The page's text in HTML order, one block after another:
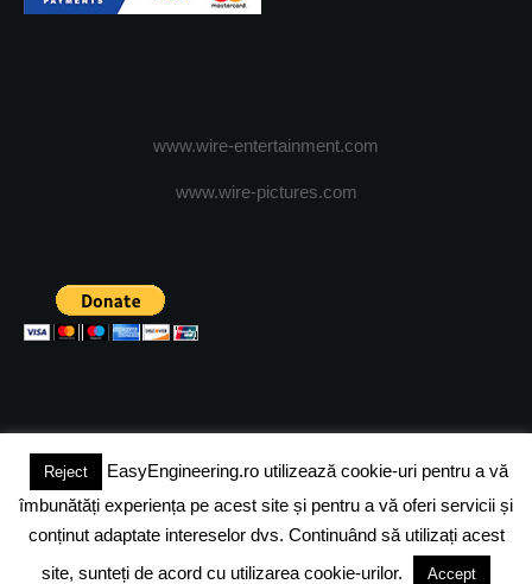
www.wire-entertainment.com
www.wire-pictures.com
(c) 2024 - FineEngineeringMagazine. All rights reserved.
DESPRE NOI ADVERTISING JOBS DESPRE COOKIES
POLITICA DE CONFIDENTIALITATE TERMENI SI CONDITII
Reject
EasyEngineering.ro utilizează cookie-uri pentru a vă
îmbunătăți experiența pe acest site și pentru a vă oferi servicii și
conținut adaptate intereselor dvs. Continuând să utilizați acest
site, sunteți de acord cu utilizarea cookie-urilor.
Accept